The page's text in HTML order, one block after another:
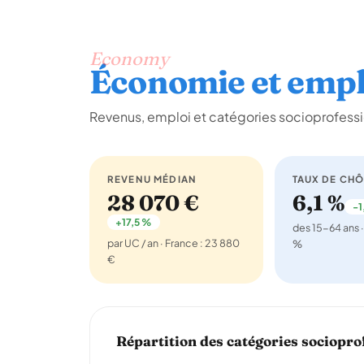
Economy
Économie et
Revenus, emploi et catégories
REVENU MÉDIAN
28 070 €
+17,5 %
par UC / an · France : 23 880
€
TAUX DE
6,1 % -
des 15-64 ans
%
Répartition des catégories